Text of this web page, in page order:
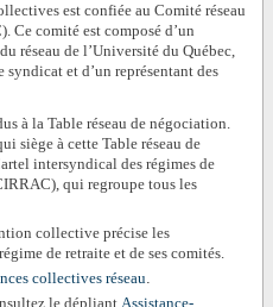
est confiée au Comité réseau
Ce comité est composé d’un
réseau de l’Université du Québec,
syndicat et d’un représentant des
à la Table réseau de négociation.
siège à cette Table réseau de
intersyndical des régimes de
qui regroupe tous les
collective précise les
de retraite et de ses comités.
collectives réseau.
le dépliant Assistance-